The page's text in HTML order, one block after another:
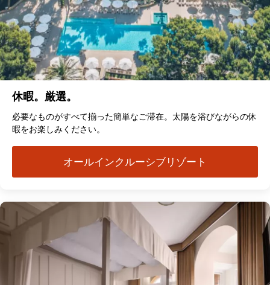
休暇。厳選。
必要なものがすべて揃った簡単なご滞在。太陽を浴びながらの休
暇をお楽しみください。
オールインクルーシブリゾート